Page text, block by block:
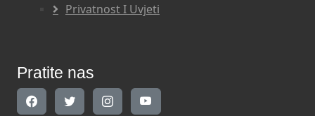
Privatnost I Uvjeti
Pratite nas